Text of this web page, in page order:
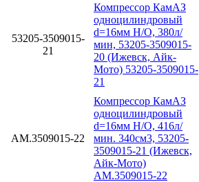
53205-3509015-
21
Компрессор КамАЗ
одноцилиндровый
d=16мм Н/О, 380л/
мин, 53205-3509015-
20 (Ижевск, Айк-
Мото) 53205-3509015-
21
АМ.3509015-22
Компрессор КамАЗ
одноцилиндровый
d=16мм Н/О, 416л/
мин. 340см3, 53205-
3509015-21 (Ижевск,
Айк-Мото)
АМ.3509015-22